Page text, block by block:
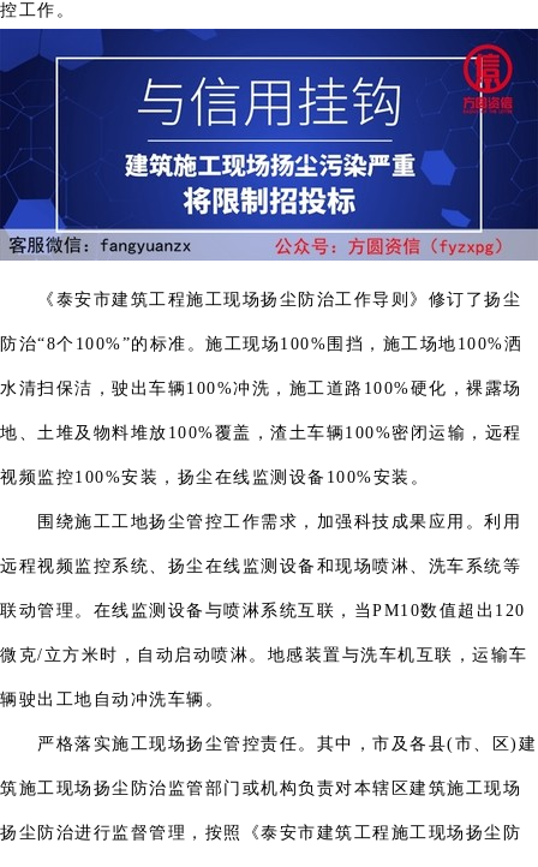
控工作。
《泰安市建筑工程施工现场扬尘防治工作导则》修订了扬尘
防治“8个100%”的标准。施工现场100%围挡，施工场地100%洒
水清扫保洁，驶出车辆100%冲洗，施工道路100%硬化，裸露场
地、土堆及物料堆放100%覆盖，渣土车辆100%密闭运输，远程
视频监控100%安装，扬尘在线监测设备100%安装。
围绕施工工地扬尘管控工作需求，加强科技成果应用。利用
远程视频监控系统、扬尘在线监测设备和现场喷淋、洗车系统等
联动管理。在线监测设备与喷淋系统互联，当PM10数值超出120
微克/立方米时，自动启动喷淋。地感装置与洗车机互联，运输车
辆驶出工地自动冲洗车辆。
严格落实施工现场扬尘管控责任。其中，市及各县(市、区)建
筑施工现场扬尘防治监管部门或机构负责对本辖区建筑施工现场
扬尘防治进行监督管理，按照《泰安市建筑工程施工现场扬尘防